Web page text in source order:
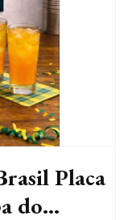
Placa
do